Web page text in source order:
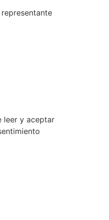
leer y aceptar